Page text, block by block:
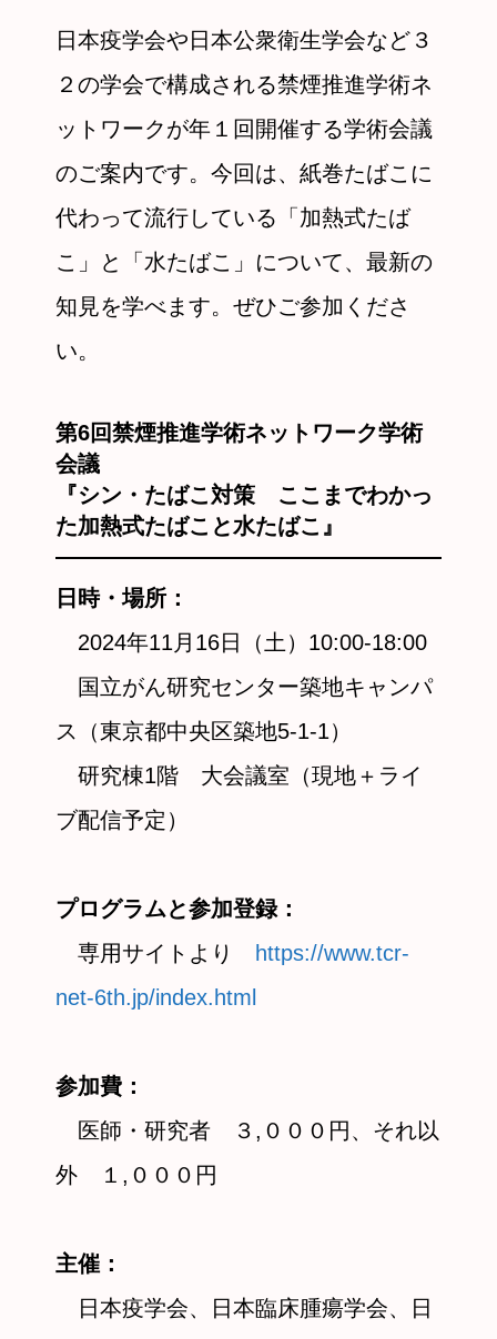
日本疫学会や日本公衆衛生学会など３
２の学会で構成される禁煙推進学術ネ
ットワークが年１回開催する学術会議
のご案内です。今回は、紙巻たばこに
代わって流行している「加熱式たば
こ」と「水たばこ」について、最新の
知見を学べます。ぜひご参加くださ
い。
第6回禁煙推進学術ネットワーク学術
会議
『シン・たばこ対策 ここまでわかっ
た加熱式たばこと水たばこ』
日時・場所：
2024年11月16日（土）10:00-18:00
国立がん研究センター築地キャンパ
ス（東京都中央区築地5-1-1）
研究棟1階 大会議室（現地＋ライ
ブ配信予定）
プログラムと参加登録：
専用サイトより
https://www.tcr-
net-6th.jp/index.html
参加費：
医師・研究者 ３,０００円、それ以
外 １,０００円
主催：
日本疫学会、日本臨床腫瘍学会、日